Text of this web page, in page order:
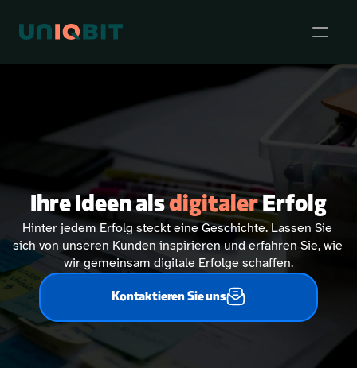
Ihre Ideen als digitaler Erfolg
Hinter jedem Erfolg steckt eine Geschichte. Lassen Sie
sich von unseren Kunden inspirieren und erfahren Sie, wie
wir gemeinsam digitale Erfolge schaffen.
Kontaktieren Sie uns